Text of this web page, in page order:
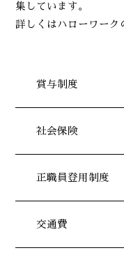
集しています。
詳しくはハローワーク
賞与制度
社会保険
正職員登用制度
交通費